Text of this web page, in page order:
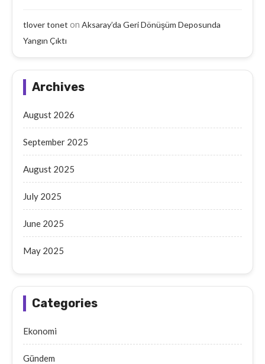
tlover tonet on Aksaray’da Geri Dönüşüm Deposunda
Yangın Çıktı
Archives
August 2026
September 2025
August 2025
July 2025
June 2025
May 2025
Categories
Ekonomi
Gündem